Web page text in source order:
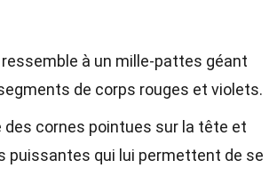
à un mille-pattes géant
de corps rouges et violets.
des cornes pointues sur la tête et
puissantes qui lui permettent de se